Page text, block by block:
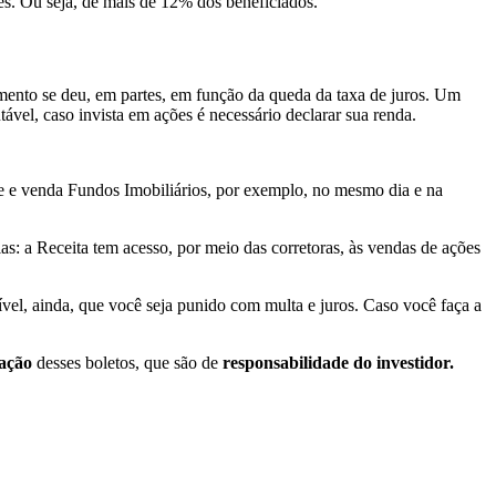
se deu, em partes, em função da queda da taxa de juros. Um
caso invista em ações é necessário declarar sua renda.
e venda Fundos Imobiliários, por exemplo, no mesmo dia e na
a Receita tem acesso, por meio das corretoras, às vendas de ações
ainda, que você seja punido com multa e juros. Caso você faça a
desses boletos, que são de responsabilidade do investidor.